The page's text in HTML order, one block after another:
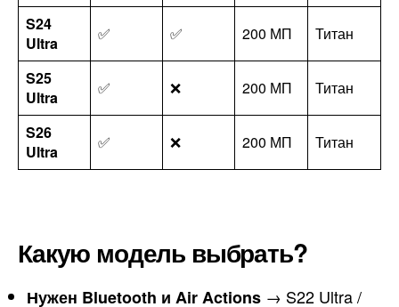
S24
Ultra
✅ ✅ 200 МП Титан
S25
Ultra
✅ ❌ 200 МП Титан
S26
Ultra
✅ ❌ 200 МП Титан
Какую модель выбрать?
Нужен Bluetooth и Air Actions → S22 Ultra /